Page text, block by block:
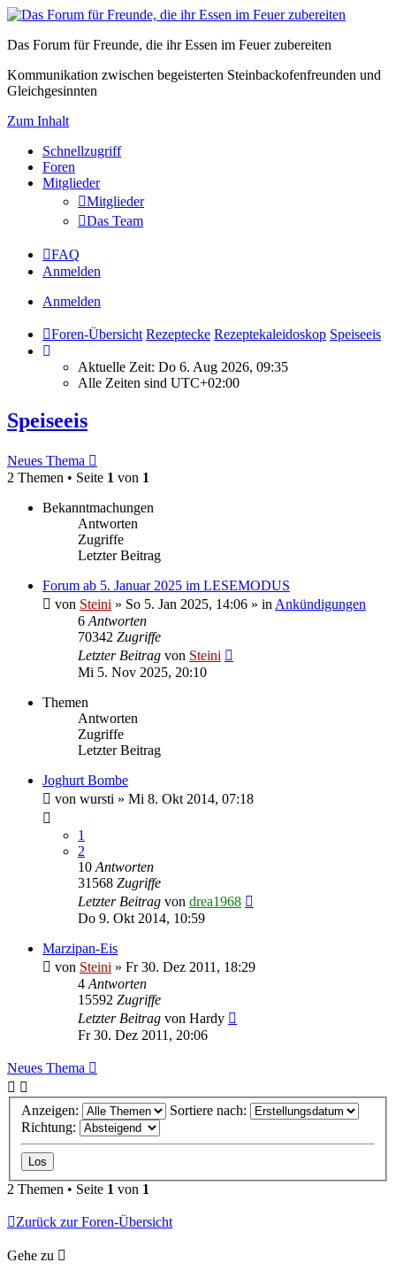
Das Forum für Freunde, die ihr Essen im Feuer zubereiten
Kommunikation zwischen begeisterten Steinbackofenfreunden und
Gleichgesinnten
Zum Inhalt
Schnellzugriff
Foren
Mitglieder
Mitglieder
Das Team
FAQ
Anmelden
Anmelden
Foren-Übersicht Rezeptecke Rezeptekaleidoskop Speiseeis
Aktuelle Zeit: Do 6. Aug 2026, 09:35
Alle Zeiten sind UTC+02:00
Speiseeis
Neues Thema
2 Themen • Seite 1 von 1
Bekanntmachungen
Antworten
Zugriffe
Letzter Beitrag
Forum ab 5. Januar 2025 im LESEMODUS
von Steini » So 5. Jan 2025, 14:06 » in Ankündigungen
6 Antworten
70342 Zugriffe
Letzter Beitrag von Steini
Mi 5. Nov 2025, 20:10
Themen
Antworten
Zugriffe
Letzter Beitrag
Joghurt Bombe
von wursti » Mi 8. Okt 2014, 07:18
1
2
10 Antworten
31568 Zugriffe
Letzter Beitrag von drea1968
Do 9. Okt 2014, 10:59
Marzipan-Eis
von Steini » Fr 30. Dez 2011, 18:29
4 Antworten
15592 Zugriffe
Letzter Beitrag von Hardy
Fr 30. Dez 2011, 20:06
Neues Thema
Anzeigen:
Sortiere nach:
Richtung:
2 Themen • Seite 1 von 1
Zurück zur Foren-Übersicht
Gehe zu